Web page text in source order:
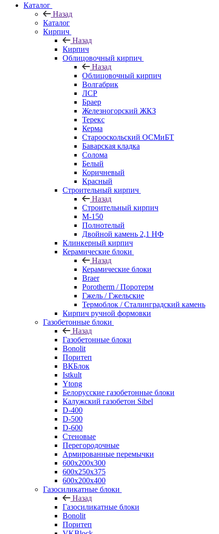
Каталог
Назад
Каталог
Кирпич
Назад
Кирпич
Облицовочный кирпич
Назад
Облицовочный кирпич
Волгабрик
ЛСР
Браер
Железногорский ЖКЗ
Терекс
Керма
Старооскольский ОСМиБТ
Баварская кладка
Солома
Белый
Коричневый
Красный
Строительный кирпич
Назад
Строительный кирпич
М-150
Полнотелый
Двойной камень 2,1 НФ
Клинкерный кирпич
Керамические блоки
Назад
Керамические блоки
Braer
Porotherm / Поротерм
Гжель / Гжельские
Термоблок / Сталинградский камень
Кирпич ручной формовки
Газобетонные блоки
Назад
Газобетонные блоки
Bonolit
Поритеп
ВКБлок
Istkult
Ytong
Белорусские газобетонные блоки
Калужский газобетон Sibel
D-400
D-500
D-600
Стеновые
Перегородочные
Армированные перемычки
600х200х300
600х250х375
600х200х400
Газосиликатные блоки
Назад
Газосиликатные блоки
Bonolit
Поритеп